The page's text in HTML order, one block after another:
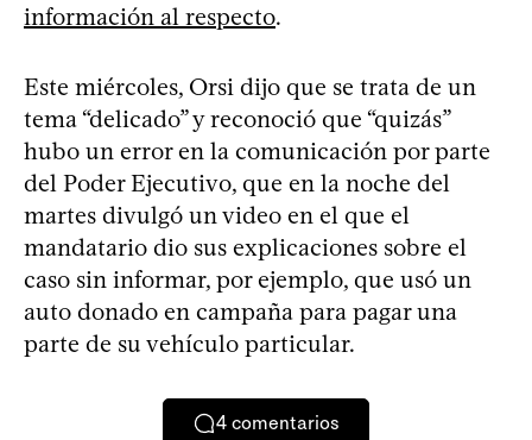
información al respecto.
Este miércoles, Orsi dijo que se trata de un
tema “delicado” y reconoció que “quizás”
hubo un error en la comunicación por parte
del Poder Ejecutivo, que en la noche del
martes divulgó un video en el que el
mandatario dio sus explicaciones sobre el
caso sin informar, por ejemplo, que usó un
auto donado en campaña para pagar una
parte de su vehículo particular.
4 comentarios